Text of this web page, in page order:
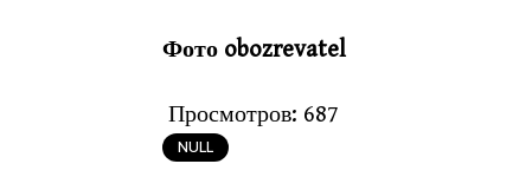
Фото obozrevatel
Просмотров: 687
NULL